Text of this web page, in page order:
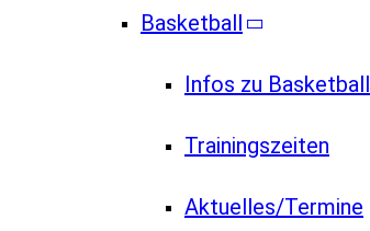
Basketball
Infos zu Basketball
Trainingszeiten
Aktuelles/Termine